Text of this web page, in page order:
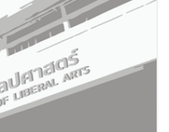
ศศ.ม.ภาษาศาสตร์ประยุกต์ ด้านการ
สอนภาษาอังกฤษ (นานาชาติ)
ศศ.ม.ภาษาอังกฤษเพื่อการสื่อสารใน
วิชาชีพและนานาชาติ (นานาชาติ)
ปร.ด.ภาษาศาสตร์ประยุกต์
(นานาชาติ)
ศศ.ม.ภาษาศาสตร์ประยุกต์ ด้านการ
สอนภาษาอังกฤษ (นานาชาติ)
ปร.ด.ภาษาศาสตร์ประยุกต์
สถานะการอัปโหลดข้อมูล